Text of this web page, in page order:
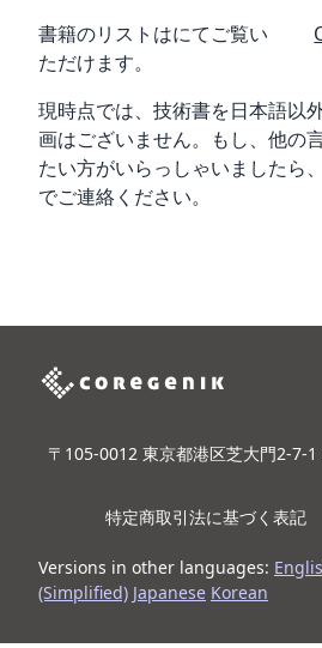
書籍のリストはにてご覧い
ただけます。
現時点では、技術書を日本語以
画はございません。もし、他の
たい方がいらっしゃいましたら、
でご連絡ください。
〒105-0012 東京都港区芝大門2-7-1
特定商取引法に基づく表記
Versions in other languages:
(Simplified) Japanese Korean